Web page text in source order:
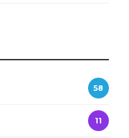
58
11